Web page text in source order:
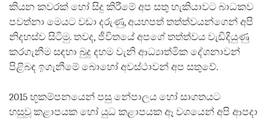
කියන කවරක් හෝ සිදු කිරීමේ අප සතු හැකියාවට බාධකව
පවත්නා මෙයට වඩා දරුණු, අයහපත් තත්ත්වයන්ගෙන් අපි
නිදහස්ව සිටිමු. තවද, ජීවිතයේ අපගේ තත්ත්වය වැඩිදියුණු
කරගැනීම සඳහා බුදු දහම වැනි ආධ්‍යාත්මික දේශනාවන්
පිළිබඳ ඉගැනීමේ බොහෝ අවස්ථාවන් අප සතුවේ.
2015 භූකම්පනයෙන් පසු නේපාලය හෝ සාගතයට
හසුවූ කළාපයක හෝ යුධ කළාපයක ඈ වශයෙන් අපි ආපදා